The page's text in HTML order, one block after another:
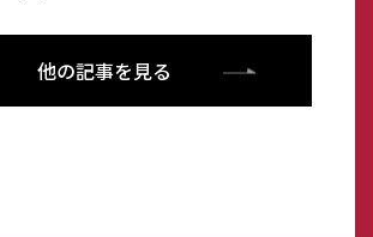
他の記事を見る